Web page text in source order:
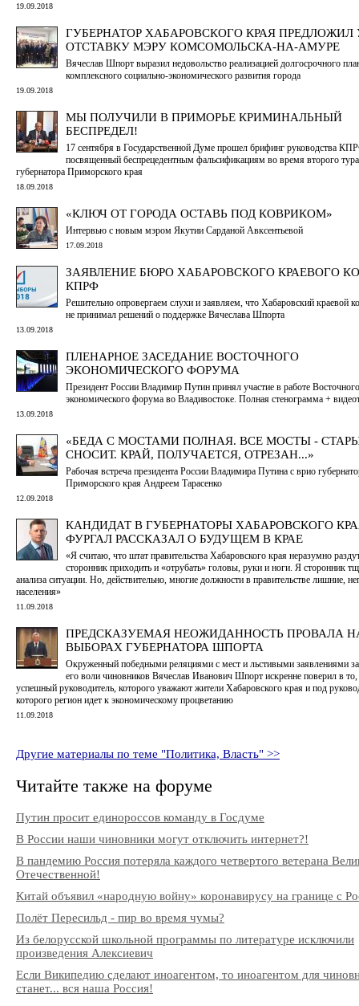
19.09.2018
ГУБЕРНАТОР ХАБАРОВСКОГО КРАЯ ПРЕДЛОЖИЛ
ОТСТАВКУ МЭРУ КОМСОМОЛЬСКА-НА-АМУРЕ
Вячеслав Шпорт выразил недовольство реализацией долгосрочного
комплексного социально-экономического развития города
19.09.2018
МЫ ПОЛУЧИЛИ В ПРИМОРЬЕ КРИМИНАЛЬНЫЙ
БЕСПРЕДЕЛ!
17 сентября в Государственной Думе прошел брифинг руководства
посвященный беспрецедентным фальсификациям во время второго
губернатора Приморского края
18.09.2018
«КЛЮЧ ОТ ГОРОДА ОСТАВЬ ПОД КОВРИКОМ»
Интервью с новым мэром Якутии Сарданой Авксентьевой
17.09.2018
ЗАЯВЛЕНИЕ БЮРО ХАБАРОВСКОГО КРАЕВОГО
КПРФ
Решительно опровергаем слухи и заявляем, что Хабаровский краевой
не принимал решений о поддержке Вячеслава Шпорта
13.09.2018
ПЛЕНАРНОЕ ЗАСЕДАНИЕ ВОСТОЧНОГО
ЭКОНОМИЧЕСКОГО ФОРУМА
Президент России Владимир Путин принял участие в работе Восточного
экономического форума во Владивостоке. Полная стенограмма +
13.09.2018
«БЕДА С МОСТАМИ ПОЛНАЯ. ВСЕ МОСТЫ -
СНОСИТ. КРАЙ, ПОЛУЧАЕТСЯ, ОТРЕЗАН...»
Рабочая встреча президента России Владимира Путина с врио
Приморского края Андреем Тарасенко
12.09.2018
КАНДИДАТ В ГУБЕРНАТОРЫ ХАБАРОВСКОГО
ФУРГАЛ РАССКАЗАЛ О БУДУЩЕМ В КРАЕ
«Я считаю, что штат правительства Хабаровского края неразумно
сторонник приходить и «отрубать» головы, руки и ноги. Я сторонник
анализа ситуации. Но, действительно, многие должности в правительстве лишние,
населения»
11.09.2018
ПРЕДСКАЗУЕМАЯ НЕОЖИДАННОСТЬ ПРОВАЛА
ВЫБОРАХ ГУБЕРНАТОРА ШПОРТА
Окруженный победными реляциями с мест и льстивыми заявлениями
его воли чиновников Вячеслав Иванович Шпорт искренне поверил в то,
успешный руководитель, которого уважают жители Хабаровского края и под
которого регион идет к экономическому процветанию
11.09.2018
Другие материалы по теме "Политика, Власть" >>
Читайте также на форуме
Путин просит единороссов команду в Госдуме
В России наши чиновники могут отключить интернет?!
В пандемию Россия потеряла каждого четвертого ветерана
Отечественной!
Китай объявил «народную войну» коронавирусу на границе с
Полёт Пересильд - пир во время чумы?
Из белорусской школьной программы по литературе исключили
произведения Алексиевич
Если Википедию сделают иноагентом, то иноагентом для
станет... вся наша Россия!